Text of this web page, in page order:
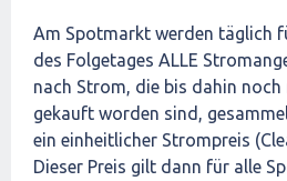
Am Spotmarkt werden täglich
des Folgetages ALLE
nach Strom, die bis dahin
gekauft worden sind,
ein einheitlicher Strompreis
Dieser Preis gilt dann für alle